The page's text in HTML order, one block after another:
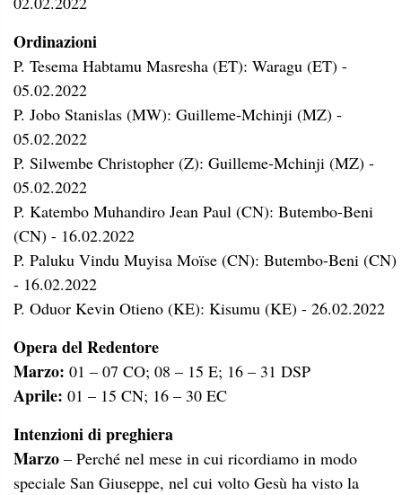
Ordinazioni
P. Tesema Habtamu Masresha (ET): Waragu (ET) -
05.02.2022
P. Jobo Stanislas (MW): Guilleme-Mchinji (MZ) -
05.02.2022
P. Silwembe Christopher (Z): Guilleme-Mchinji (MZ) -
05.02.2022
P. Katembo Muhandiro Jean Paul (CN): Butembo-Beni
(CN) - 16.02.2022
P. Paluku Vindu Muyisa Moïse (CN): Butembo-Beni (CN)
- 16.02.2022
P. Oduor Kevin Otieno (KE): Kisumu (KE) - 26.02.2022
Opera del Redentore
Marzo: 01 – 07 CO; 08 – 15 E; 16 – 31 DSP
Aprile: 01 – 15 CN; 16 – 30 EC
Intenzioni di preghiera
Marzo – Perché nel mese in cui ricordiamo in modo
speciale San Giuseppe, nel cui volto Gesù ha visto la